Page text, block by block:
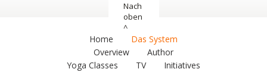
Nach
oben
^
Home
Das System
Overview
Author
Yoga Classes
TV
Initiatives